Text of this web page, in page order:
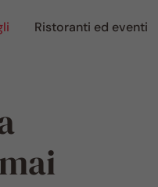
Ristoranti ed eventi